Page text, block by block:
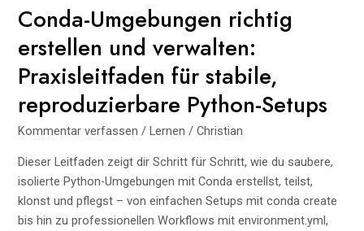
Strukturelles
Musterabgleich
(match-
case
in
der
Praxis
Conda-Umgebungen richtig
erstellen und verwalten:
Praxisleitfaden für stabile,
reproduzierbare Python-Setups
Kommentar verfassen /Lernen /Christian
Dieser Leitfaden zeigt dir Schritt für Schritt, wie du saubere,
isolierte Python-Umgebungen mit Conda erstellst, teilst,
klonst und pflegst – von einfachen Setups mit conda create
bis hin zu professionellen Workflows mit environment.yml,